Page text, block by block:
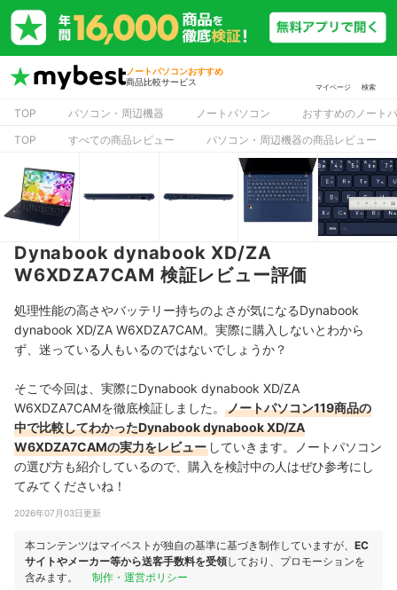
ノートパソコンおすすめ
商品比較サービス
マイページ 検索
TOP パソコン・周辺機器 ノートパソコン
おすすめのノート
TOP
すべての商品レビュー パソコン・周辺機器の商品レビュー
Dynabook dynabook XD/ZA
W6XDZA7CAM 検証レビュー評価
処理性能の高さやバッテリー持ちのよさが気になるDynabook
dynabook XD/ZA W6XDZA7CAM。実際に購入しないとわから
ず、迷っている人もいるのではないでしょうか？
そこで今回は、実際にDynabook dynabook XD/ZA
W6XDZA7CAMを徹底検証しました。
ノートパソコン119商品の
中で比較してわかったDynabook dynabook XD/ZA
W6XDZA7CAMの実力をレビュー していきます。ノートパソコン
の選び方も紹介しているので、購入を検討中の人はぜひ参考にし
てみてくださいね！
2026年07月03日更新
本コンテンツはマイベストが独自の基準に基づき制作していますが、 EC
サイトやメーカー等から送客手数料を受領しており、プロモーションを
含みます。
制作・運営ポリシー